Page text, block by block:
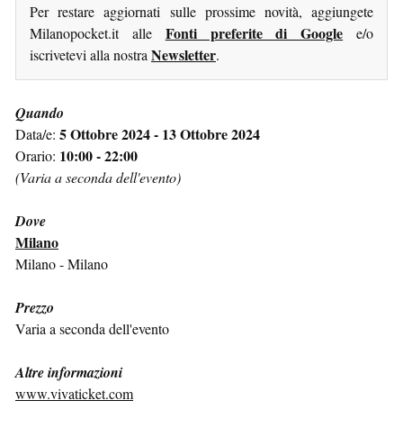
Per restare aggiornati sulle prossime novità, aggiungete
Milanopocket.it alle Fonti preferite di Google e/o
iscrivetevi alla nostra Newsletter.
Quando
Data/e: 5 Ottobre 2024 - 13 Ottobre 2024
Orario: 10:00 - 22:00
(Varia a seconda dell'evento)
Dove
Milano
Milano - Milano
Prezzo
Varia a seconda dell'evento
Altre informazioni
www.vivaticket.com